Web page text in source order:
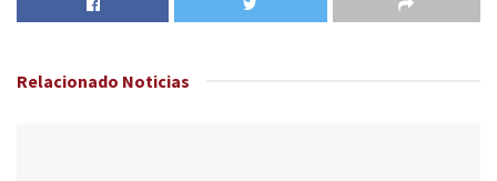
Relacionado Noticias